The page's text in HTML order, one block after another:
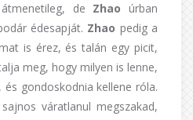
de Zhaoúrban
édesapját. Zhao pedig a
is érez, és talán egy picit,
meg, hogy milyen is lenne,
gondoskodnia kellene róla.
váratlanul megszakad,